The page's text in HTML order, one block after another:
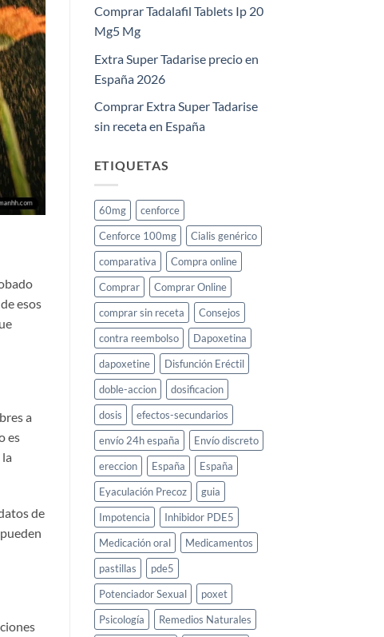
esos
a
es
de
Comprar Tadalafil Tablets Ip 20
Mg5 Mg
Extra Super Tadarise precio en
España 2026
Comprar Extra Super Tadarise
sin receta en España
ETIQUETAS
60mg
cenforce
Cenforce 100mg
Cialis genérico
comparativa
Compra online
Comprar
Comprar Online
comprar sin receta
Consejos
contra reembolso
Dapoxetina
dapoxetine
Disfunción Eréctil
doble-accion
dosificacion
dosis
efectos-secundarios
envío 24h españa
Envío discreto
ereccion
España
España
Eyaculación Precoz
guia
Impotencia
Inhibidor PDE5
Medicación oral
Medicamentos
pastillas
pde5
Potenciador Sexual
poxet
Psicología
Remedios Naturales